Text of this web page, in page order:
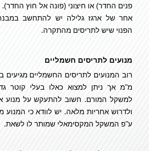
פנים החדר) או חיצוני (פונה אל חוץ
אחר של ארגז גלילה יש להתחשב
הפנוי שיש לתריסים מהתקרה.
מנועים לתריסים חשמליים
מ"מ אך ניתן למצוא כאלו בעלי קוטר
למשקל המורם. חשוב להתעקש על מנוע
ולדרוש אחריות מלאה. יש לוודא כי המנוע
ע"פ המשקל המקסימאלי שמותר לו לשאת.